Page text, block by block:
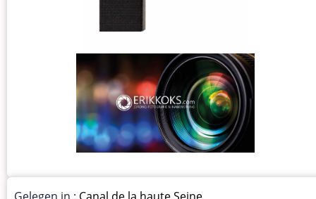
Gelegen in : Canal de la haute Seine